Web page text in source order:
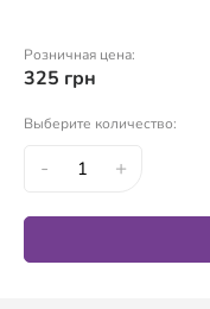
Розничная цена:
325 грн
Выберите количество:
- +